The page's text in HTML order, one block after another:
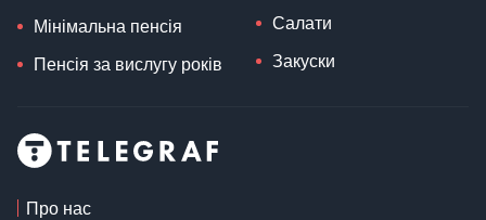
Мінімальна пенсія
Пенсія за вислугу років
Салати
Закуски
Про нас